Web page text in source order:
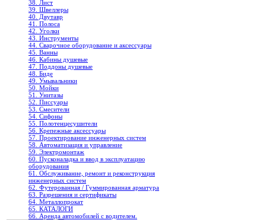
38. Лист
39. Швеллеры
40. Двутавр
41. Полоса
42. Уголки
43. Инструменты
44. Сварочное оборудование и аксессуары
45. Ванны
46. Кабины душевые
47. Поддоны душевые
48. Биде
49. Умывальники
50. Мойки
51. Унитазы
52. Писсуары
53. Смесители
54. Сифоны
55. Полотенцесушители
56. Крепежные аксессуары
57. Проектирование инженерных систем
58. Автоматизация и управление
59. Электромонтаж
60. Пусконаладка и ввод в эксплуатацию
оборудования
61. Обслуживание, ремонт и реконструкция
инженерных систем
62. Футерованная / Гуммированная арматура
63. Разрешения и сертификаты
64. Металлопрокат
65. КАТАЛОГИ
66. Аренда автомобилей с водителем.